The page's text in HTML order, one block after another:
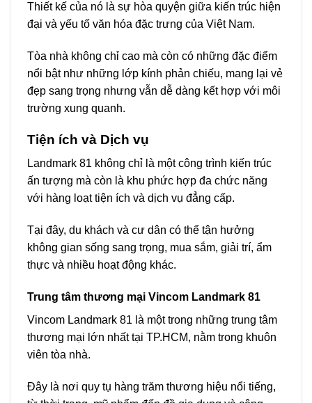
Thiết kế của nó là sự hòa quyện giữa kiến trúc hiện
đại và yếu tố văn hóa đặc trưng của Việt Nam.
Tòa nhà không chỉ cao mà còn có những đặc điểm
nổi bật như những lớp kính phản chiếu, mang lại vẻ
đẹp sang trọng nhưng vẫn dễ dàng kết hợp với môi
trường xung quanh.
Tiện ích và Dịch vụ
Landmark 81 không chỉ là một công trình kiến trúc
ấn tượng mà còn là khu phức hợp đa chức năng
với hàng loạt tiện ích và dịch vụ đẳng cấp.
Tại đây, du khách và cư dân có thể tận hưởng
không gian sống sang trọng, mua sắm, giải trí, ẩm
thực và nhiều hoạt động khác.
Trung tâm thương mại Vincom Landmark 81
Vincom Landmark 81 là một trong những trung tâm
thương mại lớn nhất tại TP.HCM, nằm trong khuôn
viên tòa nhà.
Đây là nơi quy tụ hàng trăm thương hiệu nổi tiếng,